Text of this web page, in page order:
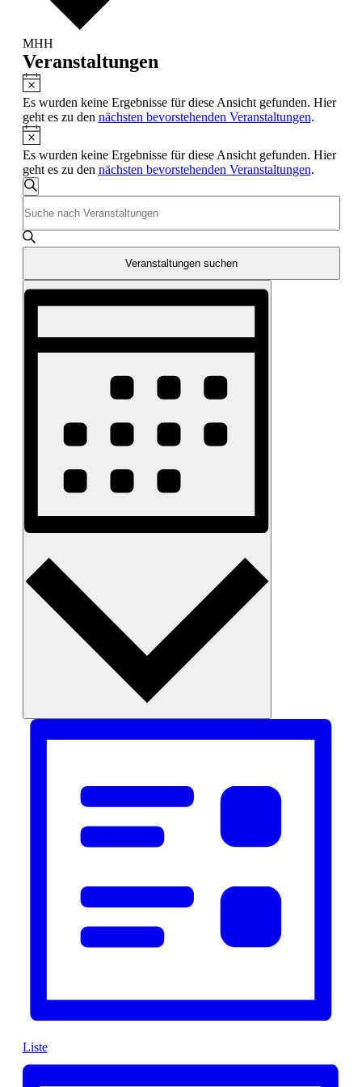
MHH
Veranstaltungen
Hinweis
Es wurden keine Ergebnisse für diese Ansicht gefunden. Hier
geht es zu den nächsten bevorstehenden Veranstaltungen.
Hinweis
Es wurden keine Ergebnisse für diese Ansicht gefunden. Hier
geht es zu den nächsten bevorstehenden Veranstaltungen.
Veranstaltungen
Suche
und
Ansichten,
Navigation
Suche
Schlüsselwort
eingeben.
Suche
Veranstaltungen
Schlüsselwort.
Veranstaltungen suchen
Veranstaltung
Ansichten-
Liste